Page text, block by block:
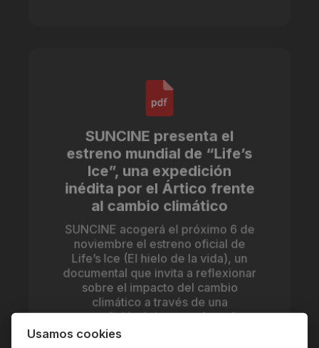
SUNCINE presenta el
estreno mundial de “Life’s
Ice”, una expedición
inédita por el Ártico frente
al cambio climático
SUNCINE acogerá el próximo 6 de
noviembre el estreno oficial de
Life’s Ice (El hielo de la vida), un
documental que invita a reflexionar
sobre el impacto del cambio
climático a través de una
expedición única por el sur de
Groenlandia. Combinando
Usamos cookies